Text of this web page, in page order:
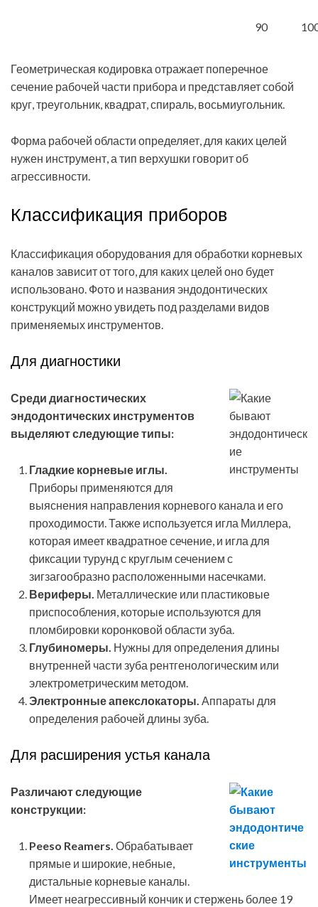
90
Геометрическая кодировка отражает поперечное
сечение рабочей части прибора и представляет собой
круг, треугольник, квадрат, спираль, восьмиугольник.
Форма рабочей области определяет, для каких целей
нужен инструмент, а тип верхушки говорит об
агрессивности.
Классификация приборов
Классификация оборудования для обработки корневых
каналов зависит от того, для каких целей оно будет
использовано. Фото и названия эндодонтических
конструкций можно увидеть под разделами видов
применяемых инструментов.
Для диагностики
Среди диагностических
эндодонтических инструментов
выделяют следующие типы:
Гладкие корневые иглы.
Приборы применяются для
выяснения направления корневого канала и его
проходимости. Также используется игла Миллера,
которая имеет квадратное сечение, и игла для
фиксации турунд с круглым сечением с
зигзагообразно расположенными насечками.
Вериферы. Металлические или пластиковые
приспособления, которые используются для
пломбировки коронковой области зуба.
Глубиномеры. Нужны для определения длины
внутренней части зуба рентгенологическим или
электрометрическим методом.
Электронные апекслокаторы. Аппараты для
определения рабочей длины зуба.
Для расширения устья канала
Различают следующие
конструкции:
Peeso Reamers. Обрабатывает
прямые и широкие, небные,
дистальные корневые каналы.
Имеет неагрессивный кончик и стержень более 19